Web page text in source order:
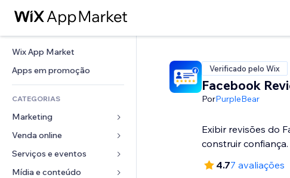
Wix App Market
Apps em promoção
CATEGORIAS
Marketing
Anúncios
Mobile
Análises
Venda online
Apps para lojas
Frete e entrega
Serviços e eventos
Hotéis
Mídia e conteúdo
Verificado pelo Wix
Facebook
PorPurpleBear
Exibir revisões do
construir confiança.
4.77 avaliações